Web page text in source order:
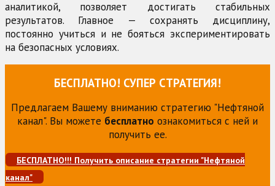
аналитикой, позволяет достигать стабильных
результатов. Главное — сохранять дисциплину,
постоянно учиться и не бояться экспериментировать
на безопасных условиях.
БЕСПЛАТНО! СУПЕР СТРАТЕГИЯ!
Предлагаем Вашему вниманию стратегию "Нефтяной
канал". Вы можете бесплатно ознакомиться с ней и
получить ее.
БЕСПЛАТНО!!! Получить описание стратегии "Нефтяной
канал"